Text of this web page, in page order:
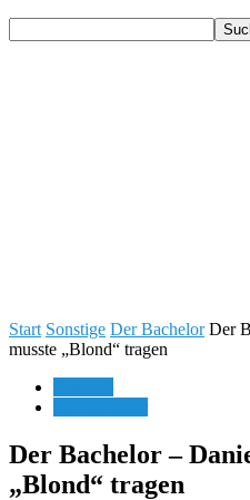
Start Sonstige Der Bachelor Der
musste „Blond“ tragen
Der Bachelor –
„Blond“ tragen